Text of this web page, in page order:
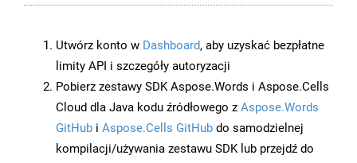
Utwórz konto w Dashboard, aby uzyskać bezpłatne
limity API i szczegóły autoryzacji
Pobierz zestawy SDK Aspose.Words i Aspose.Cells
Cloud dla Java kodu źródłowego z Aspose.Words
GitHub i Aspose.Cells GitHub do samodzielnej
kompilacji/używania zestawu SDK lub przejdź do